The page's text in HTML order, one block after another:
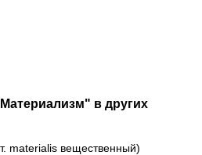
в других
materialis вещественный)